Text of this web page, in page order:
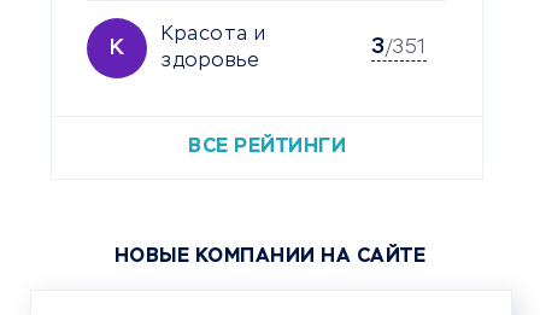
К
Красота и
здоровье
3/351
ВСЕ РЕЙТИНГИ
НОВЫЕ КОМПАНИИ НА САЙТЕ